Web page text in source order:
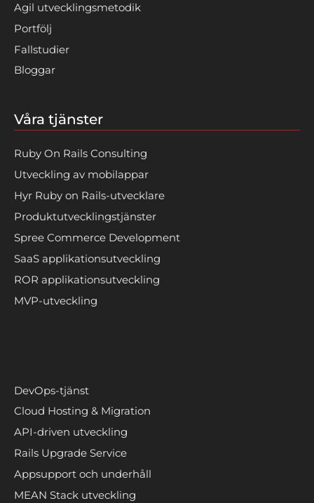
Agil utvecklingsmetodik
Portfölj
Fallstudier
Bloggar
Våra tjänster
Ruby On Rails Consulting
Utveckling av mobilappar
Hyr Ruby on Rails-utvecklare
Produktutvecklingstjänster
Spree Commerce Development
SaaS applikationsutveckling
ROR applikationsutveckling
MVP-utveckling
DevOps-tjänst
Cloud Hosting & Migration
API-driven utveckling
Rails Upgrade Service
Appsupport och underhåll
MEAN Stack utveckling